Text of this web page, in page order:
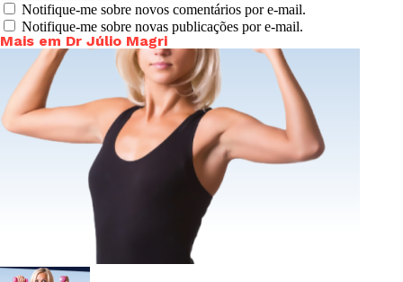
Notifique-me sobre novos comentários por e-mail.
Notifique-me sobre novas publicações por e-mail.
Mais em Dr Júlio Magri